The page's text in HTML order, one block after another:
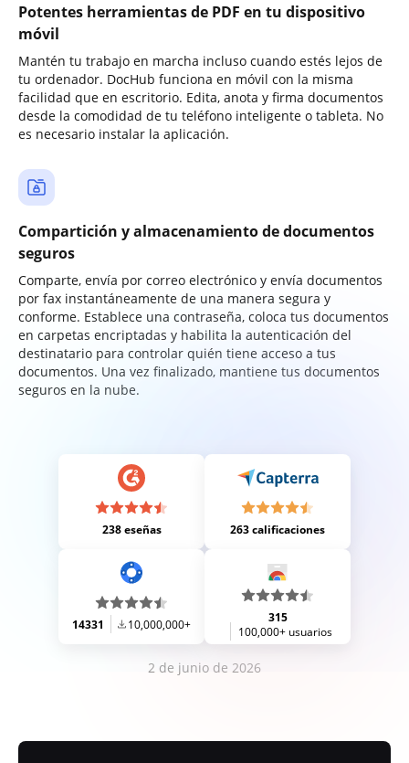
Potentes herramientas de PDF en tu dispositivo
móvil
Mantén tu trabajo en marcha incluso cuando estés lejos de
tu ordenador. DocHub funciona en móvil con la misma
facilidad que en escritorio. Edita, anota y firma documentos
desde la comodidad de tu teléfono inteligente o tableta. No
es necesario instalar la aplicación.
Compartición y almacenamiento de documentos
seguros
Comparte, envía por correo electrónico y envía documentos
por fax instantáneamente de una manera segura y
conforme. Establece una contraseña, coloca tus documentos
en carpetas encriptadas y habilita la autenticación del
destinatario para controlar quién tiene acceso a tus
documentos. Una vez finalizado, mantiene tus documentos
seguros en la nube.
238 eseñas 263 calificaciones
14331 10,000,000+
315
100,000+ usuarios
2 de junio de 2026